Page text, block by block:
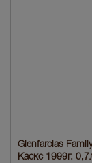
Glenfarclas
Каскс 1999г.